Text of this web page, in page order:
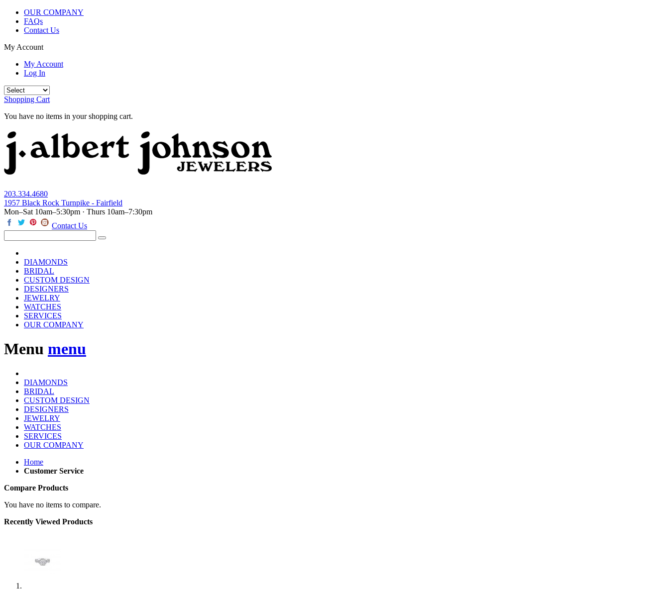
OUR COMPANY
FAQs
Contact Us
My Account
My Account
Log In
Shopping Cart
You have no items in your shopping cart.
203.334.4680
1957 Black Rock Turnpike - Fairfield
Mon–Sat 10am–5:30pm · Thurs 10am–7:30pm
Contact Us
DIAMONDS
BRIDAL
CUSTOM DESIGN
DESIGNERS
JEWELRY
WATCHES
SERVICES
OUR COMPANY
Menu menu
DIAMONDS
BRIDAL
CUSTOM DESIGN
DESIGNERS
JEWELRY
WATCHES
SERVICES
OUR COMPANY
Home
Customer Service
Compare Products
You have no items to compare.
Recently Viewed Products